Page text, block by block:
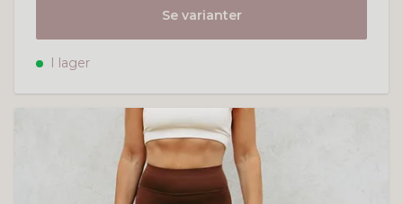
Se varianter
I lager